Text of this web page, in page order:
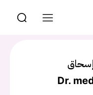
إسحاق
Dr.